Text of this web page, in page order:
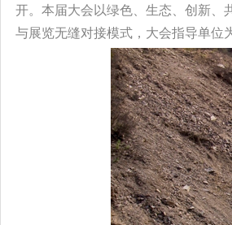
开。本届大会以绿色、生态、创新、
与展览无缝对接模式，大会指导单位